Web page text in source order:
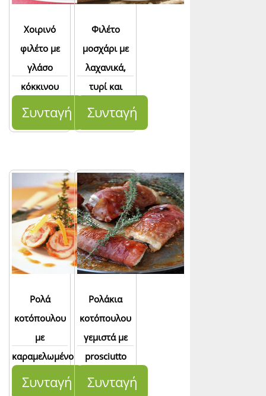
Χοιρινό
φιλέτο με
γλάσο
κόκκινου
κρασιού
Συνταγή
Φιλέτο
μοσχάρι με
λαχανικά,
τυρί και
ψωμί guttiau
Συνταγή
Ρολά
κοτόπουλου
με
καραμελωμένο
λεμόνι
Συνταγή
Ρολάκια
κοτόπουλου
γεμιστά με
prosciutto
και τυρί
Συνταγή